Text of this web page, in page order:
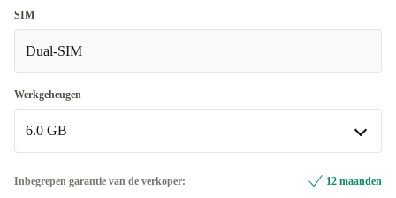
SIM
Dual-SIM
Werkgeheugen
6.0 GB
Inbegrepen garantie van de verkoper: 12 maanden